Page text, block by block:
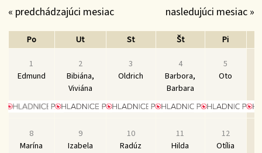
« predchádzajúci mesiac nasledujúci mesiac »
Po Ut St Št
Pi
1
Edmund
2
Bibiána,
Viviána
3
Oldrich
4
Barbora,
Barbara
5
Oto
8
Marína
9
Izabela
10
Radúz
11
Hilda
12
Otília